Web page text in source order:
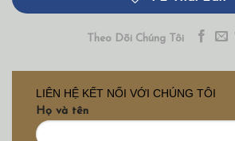
Theo Dõi Chúng Tôi
LIÊN HỆ KẾT NỐI VỚI CHÚNG TÔI
Họ và tên